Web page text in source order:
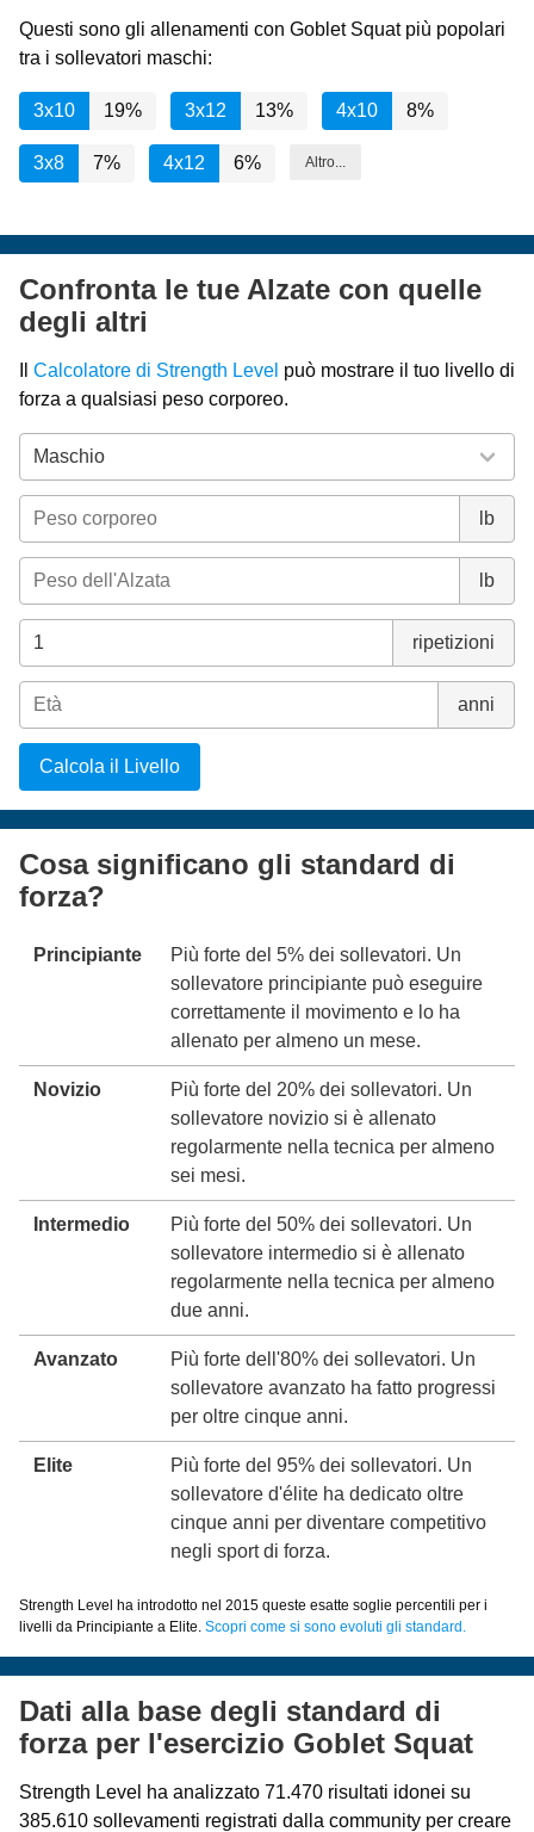
Questi sono gli allenamenti con Goblet Squat più popolari
tra i sollevatori maschi:
3x10 19% 3x12 13% 4x10 8%
3x8 7% 4x12 6% Altro...
Confronta le tue Alzate con quelle
degli altri
Calcolatore di Strength Level può mostrare il tuo livello di
forza a qualsiasi peso corporeo.
lb
lb
ripetizioni
anni
Calcola il Livello
Cosa significano gli standard di
forza?
Principiante
Più forte del 5% dei sollevatori. Un
sollevatore principiante può eseguire
correttamente il movimento e lo ha
allenato per almeno un mese.
Novizio
Più forte del 20% dei sollevatori. Un
sollevatore novizio si è allenato
regolarmente nella tecnica per almeno
sei mesi.
Intermedio
Più forte del 50% dei sollevatori. Un
sollevatore intermedio si è allenato
regolarmente nella tecnica per almeno
due anni.
Avanzato
Più forte dell'80% dei sollevatori. Un
sollevatore avanzato ha fatto progressi
per oltre cinque anni.
Elite
Più forte del 95% dei sollevatori. Un
sollevatore d'élite ha dedicato oltre
cinque anni per diventare competitivo
negli sport di forza.
Strength Level ha introdotto nel 2015 queste esatte soglie percentili per i
livelli da Principiante a Elite. Scopri come si sono evoluti gli standard.
Dati alla base degli standard di
forza per l'esercizio Goblet Squat
Strength Level ha analizzato 71.470 risultati idonei su
385.610 sollevamenti registrati dalla community per creare